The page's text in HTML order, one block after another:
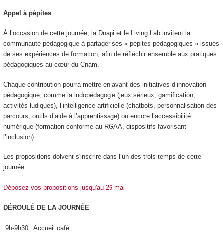
Appel à pépites
À l’occasion de cette journée, la Dnapi et le Living Lab invitent la
communauté pédagogique à partager ses « pépites pédagogiques » issues
de ses expériences de formation, afin de réfléchir ensemble aux pratiques
pédagogiques au cœur du Cnam.
Chaque contribution pourra mettre en avant des initiatives d’innovation
pédagogique, comme la ludopédagogie (jeux sérieux, gamification,
activités ludiques), l’intelligence artificielle (chatbots, personnalisation des
parcours, outils d’aide à l’apprentissage) ou encore l’accessibilité
numérique (formation conforme au RGAA, dispositifs favorisant
l’inclusion).
Les propositions doivent s'inscrire dans l’un des trois temps de cette
journée.
Déposez vos propositions jusqu'au 26 mai
DÉROULÉ DE LA JOURNÉE
9h-9h30 : Accueil café